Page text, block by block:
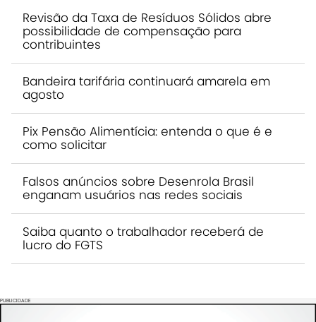
Revisão da Taxa de Resíduos Sólidos abre
possibilidade de compensação para
contribuintes
Bandeira tarifária continuará amarela em
agosto
Pix Pensão Alimentícia: entenda o que é e
como solicitar
Falsos anúncios sobre Desenrola Brasil
enganam usuários nas redes sociais
Saiba quanto o trabalhador receberá de
lucro do FGTS
PUBLICIDADE